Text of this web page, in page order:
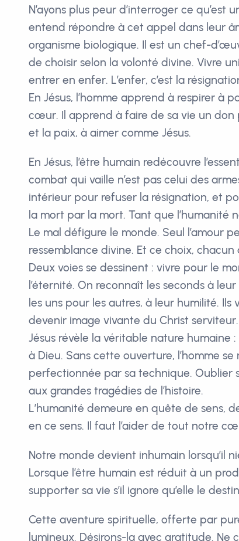
N’ayons plus peur d’interroger ce qu’est
entend répondre à cet appel dans leur
organisme biologique. Il est un chef-
de choisir selon la volonté divine. Vivre
entrer en enfer. L’enfer, c’est la
En Jésus, l’homme apprend à respirer à
cœur. Il apprend à faire de sa vie un don
et la paix, à aimer comme Jésus.
En Jésus, l’être humain redécouvre
combat qui vaille n’est pas celui des
intérieur pour refuser la résignation, et
la mort par la mort. Tant que l’humanité
Le mal défigure le monde. Seul l’amour
ressemblance divine. Et ce choix, chacun
Deux voies se dessinent : vivre pour le
l’éternité. On reconnaît les seconds à
les uns pour les autres, à leur humilité.
devenir image vivante du Christ serviteur.
Jésus révèle la véritable nature
à Dieu. Sans cette ouverture, l’homme
perfectionnée par sa technique. Oublier
aux grandes tragédies de l’histoire.
L’humanité demeure en quête de sens,
en ce sens. Il faut l’aider de tout notre
Notre monde devient inhumain lorsqu’il
Lorsque l’être humain est réduit à un
supporter sa vie s’il ignore qu’elle le
Cette aventure spirituelle, offerte par
lumineux. Désirons-la avec gratitude.